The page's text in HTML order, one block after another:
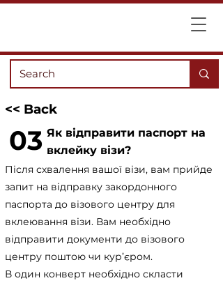
<< Back
03 Як відправити паспорт на
вклейку візи?
Після схвалення вашої візи, вам прийде
запит на відправку закордонного
паспорта до візового центру для
вклеювання візи. Вам необхідно
відправити документи до візового
центру поштою чи кур’єром.
В один конверт необхідно скласти